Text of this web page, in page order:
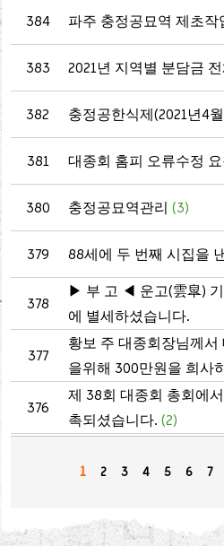
384
파주 충정공묘역 제초작
383 2021년 지역별 분담금
382 충정공한식제(2021년4
381 대종회 홈피 오류수정
380 충정공묘역관리 (3)
379 88세에 두 번째 시집을
378
▶ 부 고 ◀ 운고(雲皐)
에 별세하셨습니다.
377
황보 주 대종회장님께
을위해 300만원을 희사
376
제 38회 대종회 총회에
촉되셨습니다. (2)
1 2 3 4 5 6 7